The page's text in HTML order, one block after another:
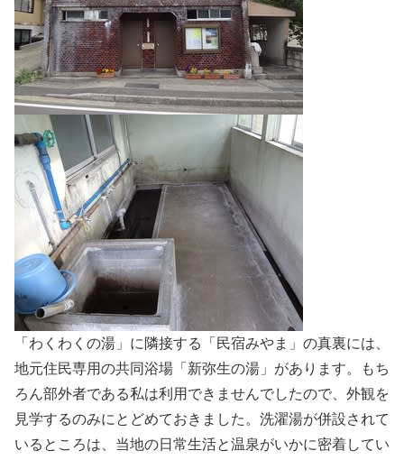
「わくわくの湯」に隣接する「民宿みやま」の真裏には、
地元住民専用の共同浴場「新弥生の湯」があります。もち
ろん部外者である私は利用できませんでしたので、外観を
見学するのみにとどめておきました。洗濯湯が併設されて
いるところは、当地の日常生活と温泉がいかに密着してい